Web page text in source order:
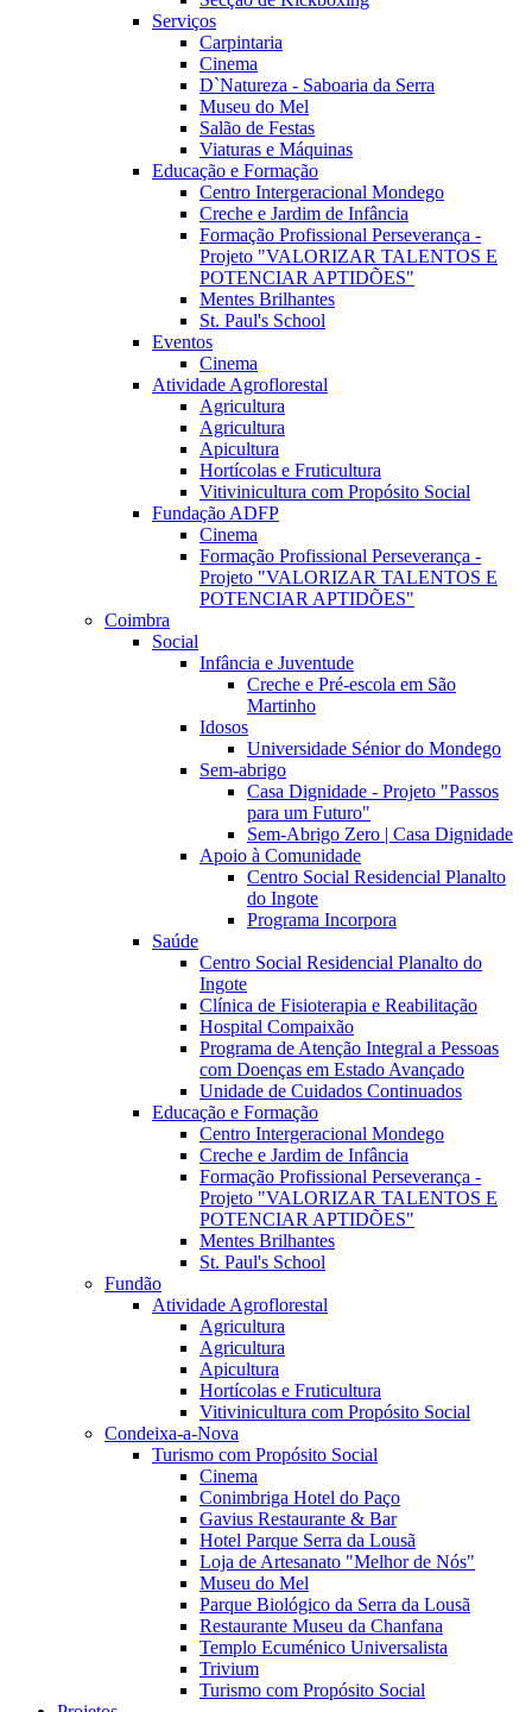
Serviços
Carpintaria
Cinema
D`Natureza - Saboaria da Serra
Museu do Mel
Salão de Festas
Viaturas e Máquinas
Educação e Formação
Centro Intergeracional Mondego
Creche e Jardim de Infância
Formação Profissional Perseverança -
Projeto "VALORIZAR TALENTOS E
POTENCIAR APTIDÕES"
Mentes Brilhantes
St. Paul's School
Eventos
Cinema
Atividade Agroflorestal
Agricultura
Agricultura
Apicultura
Hortícolas e Fruticultura
Vitivinicultura com Propósito Social
Fundação ADFP
Cinema
Formação Profissional Perseverança -
Projeto "VALORIZAR TALENTOS E
POTENCIAR APTIDÕES"
Coimbra
Social
Infância e Juventude
Creche e Pré-escola em São
Martinho
Idosos
Universidade Sénior do Mondego
Sem-abrigo
Casa Dignidade - Projeto "Passos
para um Futuro"
Sem-Abrigo Zero | Casa Dignidade
Apoio à Comunidade
Centro Social Residencial Planalto
do Ingote
Programa Incorpora
Saúde
Centro Social Residencial Planalto do
Ingote
Clínica de Fisioterapia e Reabilitação
Hospital Compaixão
Programa de Atenção Integral a Pessoas
com Doenças em Estado Avançado
Unidade de Cuidados Continuados
Educação e Formação
Centro Intergeracional Mondego
Creche e Jardim de Infância
Formação Profissional Perseverança -
Projeto "VALORIZAR TALENTOS E
POTENCIAR APTIDÕES"
Mentes Brilhantes
St. Paul's School
Fundão
Atividade Agroflorestal
Agricultura
Agricultura
Apicultura
Hortícolas e Fruticultura
Vitivinicultura com Propósito Social
Condeixa-a-Nova
Turismo com Propósito Social
Cinema
Conimbriga Hotel do Paço
Gavius Restaurante & Bar
Hotel Parque Serra da Lousã
Loja de Artesanato "Melhor de Nós"
Museu do Mel
Parque Biológico da Serra da Lousã
Restaurante Museu da Chanfana
Templo Ecuménico Universalista
Trivium
Turismo com Propósito Social